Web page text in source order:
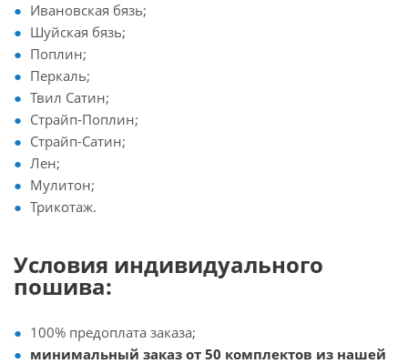
Ивановская бязь;
Шуйская бязь;
Поплин;
Перкаль;
Твил Сатин;
Страйп-Поплин;
Страйп-Сатин;
Лен;
Мулитон;
Трикотаж.
Условия индивидуального
пошива:
100% предоплата заказа;
минимальный заказ от 50 комплектов из нашей